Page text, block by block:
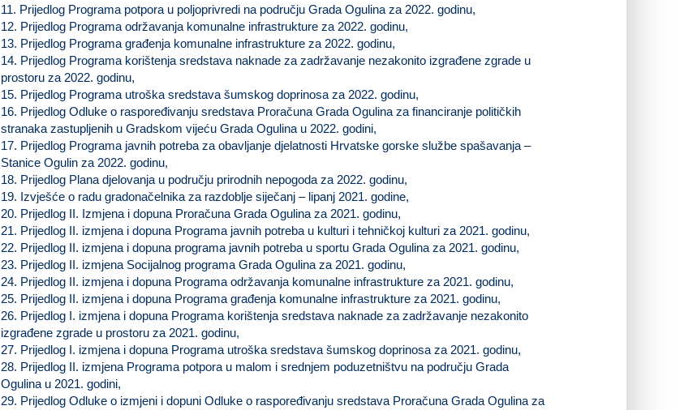
11. Prijedlog Programa potpora u poljoprivredi na području Grada Ogulina za 2022. godinu,
12. Prijedlog Programa održavanja komunalne infrastrukture za 2022. godinu,
13. Prijedlog Programa građenja komunalne infrastrukture za 2022. godinu,
14. Prijedlog Programa korištenja sredstava naknade za zadržavanje nezakonito izgrađene zgrade u
prostoru za 2022. godinu,
15. Prijedlog Programa utroška sredstava šumskog doprinosa za 2022. godinu,
16. Prijedlog Odluke o raspoređivanju sredstava Proračuna Grada Ogulina za financiranje političkih
stranaka zastupljenih u Gradskom vijeću Grada Ogulina u 2022. godini,
17. Prijedlog Programa javnih potreba za obavljanje djelatnosti Hrvatske gorske službe spašavanja –
Stanice Ogulin za 2022. godinu,
18. Prijedlog Plana djelovanja u području prirodnih nepogoda za 2022. godinu,
19. Izvješće o radu gradonačelnika za razdoblje siječanj – lipanj 2021. godine,
20. Prijedlog II. Izmjena i dopuna Proračuna Grada Ogulina za 2021. godinu,
21. Prijedlog II. izmjena i dopuna Programa javnih potreba u kulturi i tehničkoj kulturi za 2021. godinu,
22. Prijedlog II. izmjena i dopuna programa javnih potreba u sportu Grada Ogulina za 2021. godinu,
23. Prijedlog II. izmjena Socijalnog programa Grada Ogulina za 2021. godinu,
24. Prijedlog II. izmjena i dopuna Programa održavanja komunalne infrastrukture za 2021. godinu,
25. Prijedlog II. izmjena i dopuna Programa građenja komunalne infrastrukture za 2021. godinu,
26. Prijedlog I. izmjena i dopuna Programa korištenja sredstava naknade za zadržavanje nezakonito
izgrađene zgrade u prostoru za 2021. godinu,
27. Prijedlog I. izmjena i dopuna Programa utroška sredstava šumskog doprinosa za 2021. godinu,
28. Prijedlog II. izmjena Programa potpora u malom i srednjem poduzetništvu na području Grada
Ogulina u 2021. godini,
29. Prijedlog Odluke o izmjeni i dopuni Odluke o raspoređivanju sredstava Proračuna Grada Ogulina za